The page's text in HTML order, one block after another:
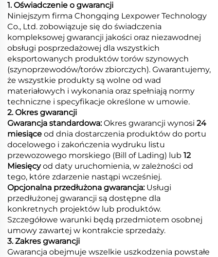
1. Oświadczenie o gwarancji
Niniejszym firma Chongqing Lexpower Technology
Co., Ltd. zobowiązuje się do świadczenia
kompleksowej gwarancji jakości oraz niezawodnej
obsługi posprzedażowej dla wszystkich
eksportowanych produktów torów szynowych
(szynoprzewodów/torów zbiorczych). Gwarantujemy,
że wszystkie produkty są wolne od wad
materiałowych i wykonania oraz spełniają normy
techniczne i specyfikacje określone w umowie.
2. Okres gwarancji
Gwarancja standardowa:Okres gwarancji wynosi 24
miesiące od dnia dostarczenia produktów do portu
docelowego i zakończenia wydruku listu
przewozowego morskiego (Bill of Lading) lub 12
Miesięcyod daty uruchomienia, w zależności od
tego, które zdarzenie nastąpi wcześniej.
Opcjonalna przedłużona gwarancja: Usługi
przedłużonej gwarancji są dostępne dla
konkretnych projektów lub produktów.
Szczegółowe warunki będą przedmiotem osobnej
umowy zawartej w kontrakcie sprzedaży.
3. Zakres gwarancji
Gwarancja obejmuje wszelkie uszkodzenia powstałe